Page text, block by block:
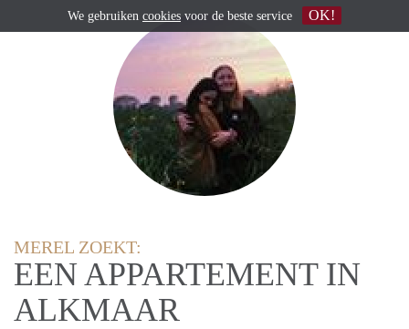
MEREL ZOEKT:
EEN APPARTEMENT IN
ALKMAAR
We gebruiken cookies voor de beste service OK!